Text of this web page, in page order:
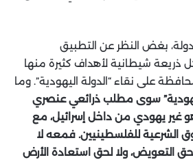
بغض النظر عن التطبيق
ذريعة شيطانية لأهداف كثيرة منها
على نقاء “الدولة اليهودية”. وما
سوى مطلب ذرائعي عنصري
غير يهودي من داخل إسرائيل، مع
للفلسطينيين. فمعه لا
التعويض، ولا لحق استعادة الأرض